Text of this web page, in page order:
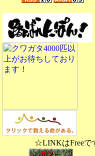
☆LINKはFreeで